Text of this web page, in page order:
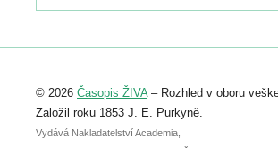
Registrovat se můžete do 6. září.
abstraktu přihlášené přednášky nebo
posteru je už 30. června.
© 2026 Časopis ŽIVA– Rozhled v oboru
Založil roku 1853 J. E. Purkyně.
Vydává Nakladatelství Academia,